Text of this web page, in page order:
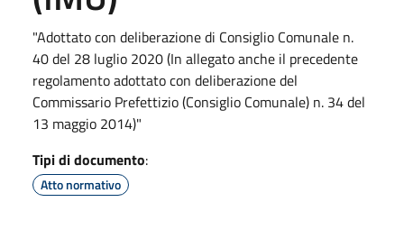
"Adottato con deliberazione di Consiglio Comunale n.
40 del 28 luglio 2020 (In allegato anche il precedente
regolamento adottato con deliberazione del
Commissario Prefettizio (Consiglio Comunale) n. 34 del
13 maggio 2014)"
Tipi di documento:
Atto normativo